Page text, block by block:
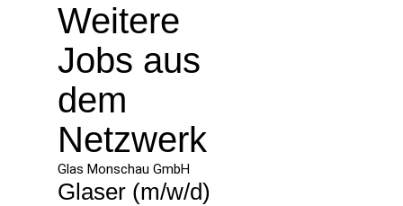
Weitere
Jobs aus
dem
Netzwerk
Glas Monschau GmbH
Glaser (m/w/d)